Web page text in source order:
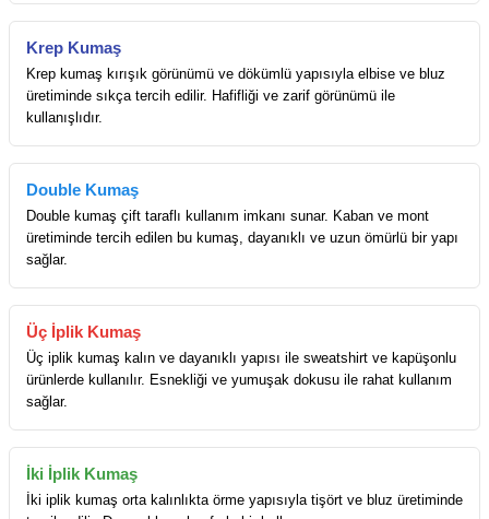
Krep Kumaş
Krep kumaş kırışık görünümü ve dökümlü yapısıyla elbise ve bluz
üretiminde sıkça tercih edilir. Hafifliği ve zarif görünümü ile
kullanışlıdır.
Double Kumaş
Double kumaş çift taraflı kullanım imkanı sunar. Kaban ve mont
üretiminde tercih edilen bu kumaş, dayanıklı ve uzun ömürlü bir yapı
sağlar.
Üç İplik Kumaş
Üç iplik kumaş kalın ve dayanıklı yapısı ile sweatshirt ve kapüşonlu
ürünlerde kullanılır. Esnekliği ve yumuşak dokusu ile rahat kullanım
sağlar.
İki İplik Kumaş
İki iplik kumaş orta kalınlıkta örme yapısıyla tişört ve bluz üretiminde